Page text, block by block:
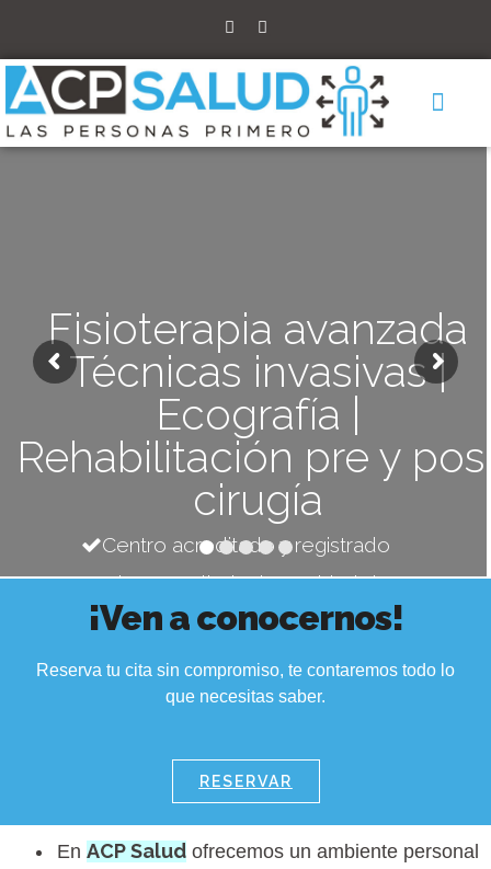
Fisioterapia avanzada
Técnicas invasivas |
Ecografía |
Rehabilitación pre y
cirugía
Centro acreditado y registrado
por la Conselleria de Sanidad de
la Comunidad Valenciana
¡Ven a conocernos!
Reserva tu cita sin compromiso, te contaremos todo lo
que necesitas saber.
RESERVAR
En ACP Saludofrecemos un ambiente personal